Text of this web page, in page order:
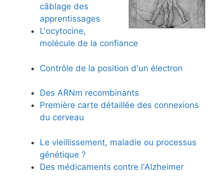
câblage des
apprentissages
L'ocytocine,
molécule de la confiance
Contrôle de la position d'un électron
Des ARNm recombinants
Première carte détaillée des connexions
du cerveau
Le vieillissement, maladie ou processus
génétique ?
Des médicaments contre l'Alzheimer